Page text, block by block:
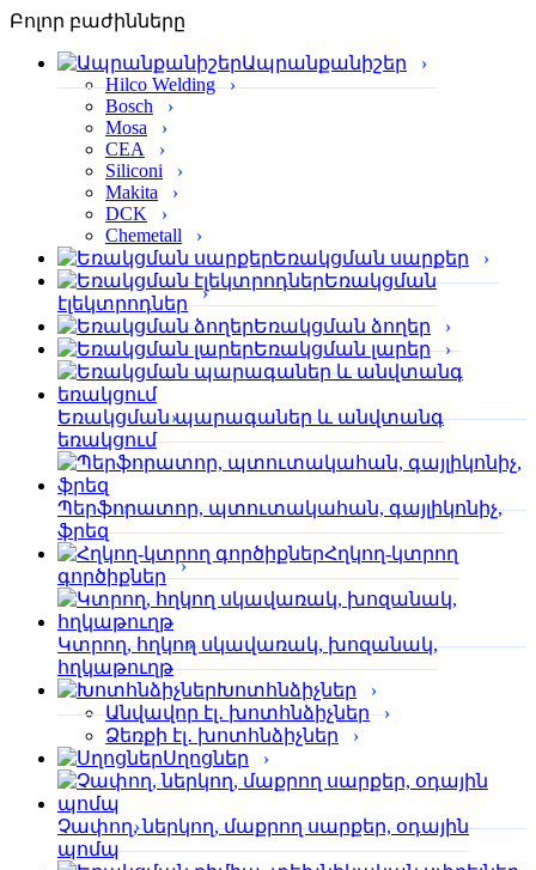
Բոլոր բաժինները
Ապրանքանիշեր
Hilco Welding
Bosch
Mosa
CEA
Siliconi
Makita
DCK
Chemetall
Եռակցման սարքեր
Եռակցման
էլեկտրոդներ
Եռակցման ձողեր
Եռակցման լարեր
Եռակցման պարագաներ և անվտանգ
եռակցում
Պերֆորա­տոր, պտուտակահան, գայլիկոնիչ,
ֆրեզ
Հղկող-կտրող
գործիքներ
Կտրող, հղկող սկավառակ, խոզանակ,
հղկաթուղթ
Խոտհնձիչներ
Անվավոր էլ․ խոտհնձիչներ
Ձեռքի էլ․ խոտհնձիչներ
Սղոցներ
Չափող, ներկող, մաքրող սարքեր, օդային
պոմպ